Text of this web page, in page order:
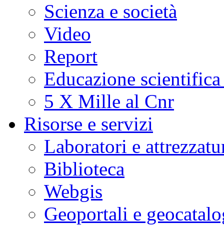
Scienza e società
Video
Report
Educazione
5 X Mille al Cnr
Risorse e servizi
Laboratori e
Biblioteca
Webgis
Geoportali e